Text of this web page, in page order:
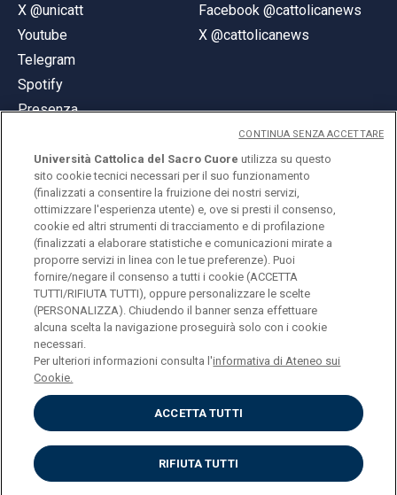
X @unicatt
Youtube
Telegram
Spotify
Presenza
Facebook @cattolicanews
X @cattolicanews
© Università Cattolica del Sacro Cuore
Largo A. Gemelli 1, 20123 Milano
PI 02133120150
ENGLISH
Privacy
Accessibilità
Cookies
Impostazione Cookies
Università Cattolica del Sacro Cuore utilizza su questo
sito cookie tecnici necessari per il suo funzionamento
(finalizzati a consentire la fruizione dei nostri servizi,
ottimizzare l'esperienza utente) e, ove si presti il consenso,
cookie ed altri strumenti di tracciamento e di profilazione
(finalizzati a elaborare statistiche e comunicazioni mirate a
proporre servizi in linea con le tue preferenze). Puoi
fornire/negare il consenso a tutti i cookie (ACCETTA
TUTTI/RIFIUTA TUTTI), oppure personalizzare le scelte
(PERSONALIZZA). Chiudendo il banner senza effettuare
alcuna scelta la navigazione proseguirà solo con i cookie
necessari.
Per ulteriori informazioni consulta l'informativa di Ateneo sui
Cookie.
ACCETTA TUTTI
RIFIUTA TUTTI
CONTINUA SENZA ACCETTARE